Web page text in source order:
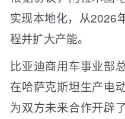
实现本地化，从2026
程并扩大产能。
比亚迪商用车事业部
在哈萨克斯坦生产电
为双方未来合作开辟